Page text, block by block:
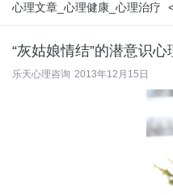
心理文章_心理健康_心理治疗
“灰姑娘情结”的潜意识心
乐天心理咨询 2013年12月15日